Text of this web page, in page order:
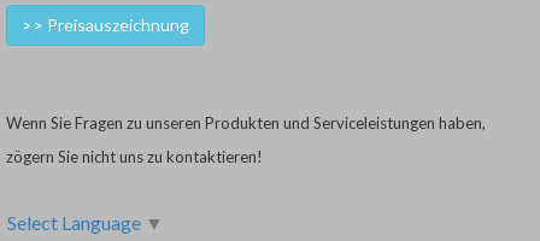
>> Preisauszeichnung
Wenn Sie Fragen zu unseren Produkten und Serviceleistungen haben,
zögern Sie nicht uns zu kontaktieren!
Select Language ▼